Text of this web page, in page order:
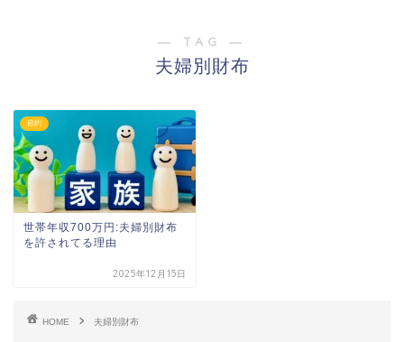
― TAG ―
夫婦別財布
節約
世帯年収700万円:夫婦別財布
を許されてる理由
2025年12月15日
HOME 夫婦別財布